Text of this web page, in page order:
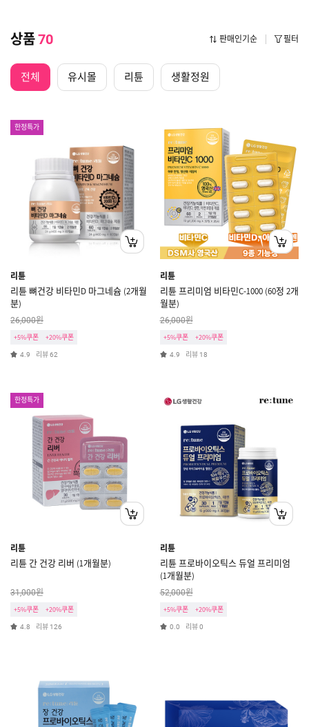
상품70 판매인기순 필터
전체 유시몰 리튠 생활정원
한정특가
리튠
리튠 뼈건강 비타민D 마그네슘 (2개월
분)
26,000원
+5%쿠폰 +20%쿠폰
4.9 리뷰62
리튠
리튠 프리미엄 비타민C-1000 (60정 2개
월분)
26,000원
+5%쿠폰 +20%쿠폰
4.9 리뷰 18
한정특가
리튠
리튠 간 건강 리버 (1개월분)
31,000원
+5%쿠폰 +20%쿠폰
4.8 리뷰 126
리튠
리튠 프로바이오틱스 듀얼 프리미엄
(1개월분)
52,000원
+5%쿠폰 +20%쿠폰
0.0 리뷰0